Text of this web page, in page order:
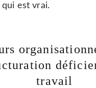
qui est vrai.
travail